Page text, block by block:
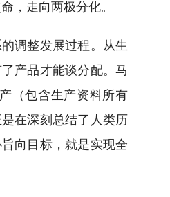
，走向两极分化。
调整发展过程。从生
产品才能谈分配。马
（包含生产资料所有
在深刻总结了人类历
向目标，就是实现全